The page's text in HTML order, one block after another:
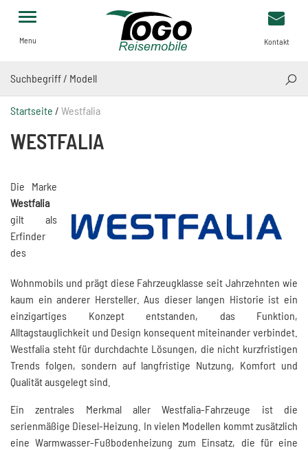
Menu Kontakt
Startseite / Westfalia
WESTFALIA
Die Marke
Westfalia
gilt als
Erfinder
des
Wohnmobils und prägt diese Fahrzeugklasse seit Jahrzehnten wie
kaum ein anderer Hersteller. Aus dieser langen Historie ist ein
einzigartiges Konzept entstanden, das Funktion,
Alltagstauglichkeit und Design konsequent miteinander verbindet.
Westfalia steht für durchdachte Lösungen, die nicht kurzfristigen
Trends folgen, sondern auf langfristige Nutzung, Komfort und
Qualität ausgelegt sind.
Ein zentrales Merkmal aller Westfalia-Fahrzeuge ist die
serienmäßige Diesel-Heizung. In vielen Modellen kommt zusätzlich
eine Warmwasser-Fußbodenheizung zum Einsatz, die für eine